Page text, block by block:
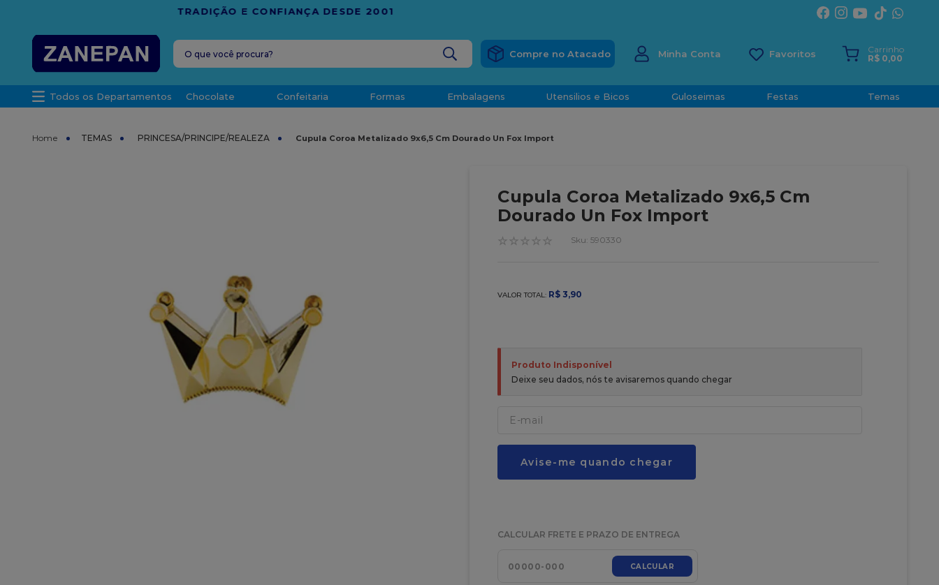
FRETE GRÁTISEM COMPRAS ACIMA DE R$ 1.000,00 PARA O ESPÍRITO SANTO
O que você procura?
Minha Conta
Carrinho
R$ 0,00
Todos os Departamentos Chocolate Confeitaria Formas Embalagens Utensilios e Bicos Guloseimas Festas Temas
TEMAS PRINCESA/PRINCIPE/REALEZA Cupula Coroa Metalizado 9x6,5 Cm Dourado Un Fox Import
Cupula Coroa Metalizado 9x6,5 Cm
Dourado Un Fox Import
☆ ☆ ☆ ☆ ☆ : 590330
VALOR TOTAL: R$ 3,90
Produto Indisponível
Deixe seu dados, nós te avisaremos quando chegar
Avise-me quando chegar
CALCULAR FRETE E PRAZO DE ENTREGA
CALCULAR
vela
caixa kraft
10 º sacola